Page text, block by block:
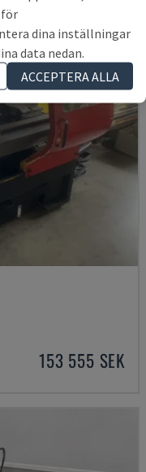
153 555 SEK
för
dina inställningar
data nedan.
ACCEPTERA ALLA